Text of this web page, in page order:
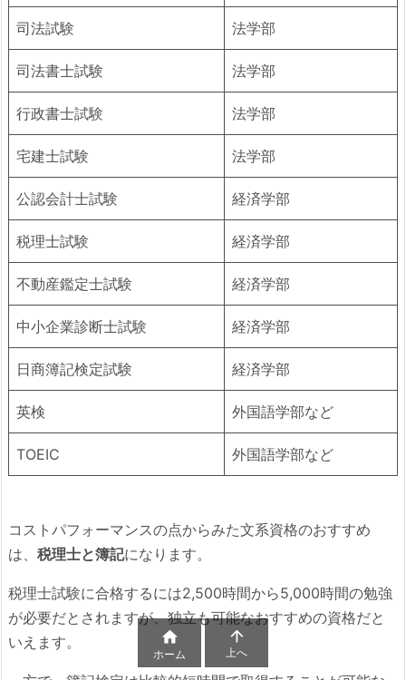
司法試験 法学部
司法書士試験 法学部
行政書士試験 法学部
宅建士試験 法学部
公認会計士試験 経済学部
税理士試験 経済学部
不動産鑑定士試験 経済学部
中小企業診断士試験 経済学部
日商簿記検定試験 経済学部
英検 外国語学部など
TOEIC 外国語学部など
コストパフォーマンスの点からみた文系資格のおすすめ
は、 税理士と簿記になります。
税理士試験に合格するには2,500時間から5,000時間の勉強
が必要だとされますが、独立も可能なおすすめの資格だと
いえます。

ホーム

上へ